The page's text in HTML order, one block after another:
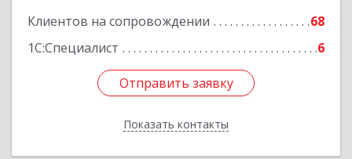
Клиентов на сопровождении
68
1С:Специалист
6
Отправить заявку
Показать контакты
Отправить заявку
Назад